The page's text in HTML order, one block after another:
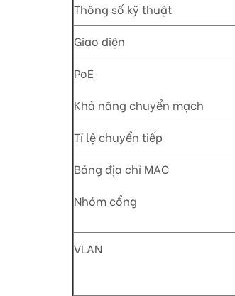
Thông số kỹ thuật
Giao diện
PoE
Khả năng chuyển mạch
Tỉ lệ chuyển tiếp
Bảng địa chỉ MAC
Nhóm cổng
VLAN